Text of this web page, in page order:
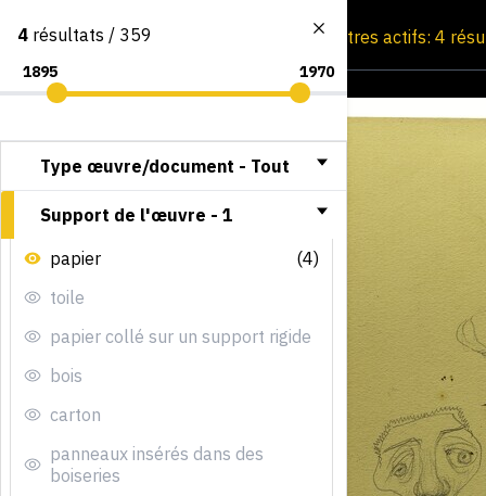
Consultation par image Filtres actifs: 4
4 résultats / 359
Type œuvre/document - Tout
Support de l'œuvre - 1
papier
(4)
toile
papier collé sur un support rigide
bois
carton
panneaux insérés dans des
boiseries